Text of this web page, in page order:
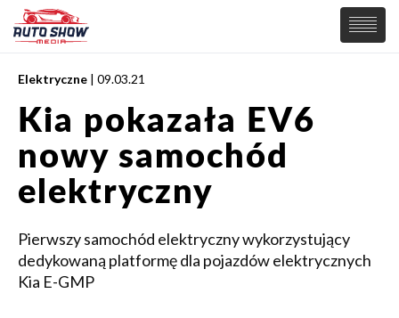
PREMIERY
SAMOCHODY
Wiadomości
Supersamochody
Samochody Koncepcyjne
Elektryczne
MOTORSPORT
Elektryczne | 09.03.21
Kia pokazała EV6
nowy samochód
elektryczny
Pierwszy samochód elektryczny wykorzystujący
dedykowaną platformę dla pojazdów elektrycznych
Kia E-GMP